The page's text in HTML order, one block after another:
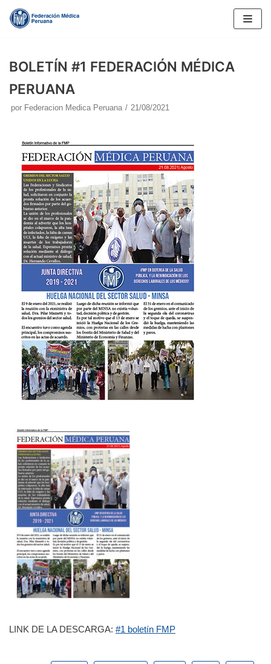
contenido
BOLETÍN #1 FEDERACIÓN MÉDICA
PERUANA
por Federacion Medica Peruana 21/08/2021
LINK DE LA DESCARGA: #1 boletín FMP